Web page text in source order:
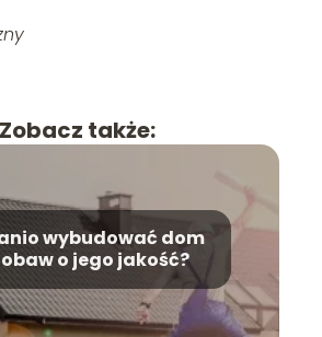
Zobacz także:
wybudować dom
o jego jakość?